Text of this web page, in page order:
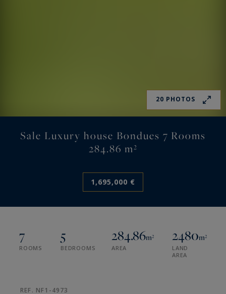
20 PHOTOS
Sale Luxury house Bondues 7 Rooms
284.86 m²
1,695,000 €
7
ROOMS
5
BEDROOMS
284.86m²
AREA
2480m²
LAND
AREA
REF. NF1-4973